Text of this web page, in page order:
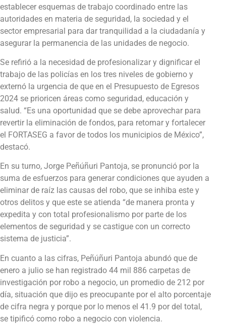
establecer esquemas de trabajo coordinado entre las
autoridades en materia de seguridad, la sociedad y el
sector empresarial para dar tranquilidad a la ciudadanía y
asegurar la permanencia de las unidades de negocio.
Se refirió a la necesidad de profesionalizar y dignificar el
trabajo de las policías en los tres niveles de gobierno y
externó la urgencia de que en el Presupuesto de Egresos
2024 se prioricen áreas como seguridad, educación y
salud. “Es una oportunidad que se debe aprovechar para
revertir la eliminación de fondos, para retomar y fortalecer
el FORTASEG a favor de todos los municipios de México”,
destacó.
En su turno, Jorge Peñúñuri Pantoja, se pronunció por la
suma de esfuerzos para generar condiciones que ayuden a
eliminar de raíz las causas del robo, que se inhiba este y
otros delitos y que este se atienda “de manera pronta y
expedita y con total profesionalismo por parte de los
elementos de seguridad y se castigue con un correcto
sistema de justicia”.
En cuanto a las cifras, Peñúñuri Pantoja abundó que de
enero a julio se han registrado 44 mil 886 carpetas de
investigación por robo a negocio, un promedio de 212 por
día, situación que dijo es preocupante por el alto porcentaje
de cifra negra y porque por lo menos el 41.9 por del total,
se tipificó como robo a negocio con violencia.